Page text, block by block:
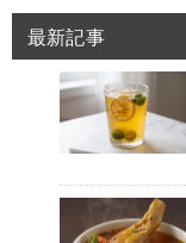
最新記事